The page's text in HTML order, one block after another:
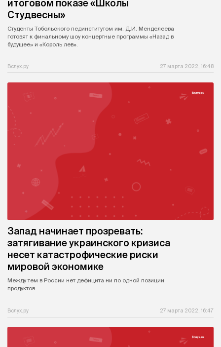
итоговом показе «Школы
Студвесны»
Студенты Тобольского пединститутом им. Д.И. Менделеева
готовят к финальному шоу концертные программы «Назад в
будущее» и «Король лев».
Вслух.ру 27 марта 2022, 16:48
Запад начинает прозревать:
затягивание украинского кризиса
несет катастрофические риски
мировой экономике
Между тем в России нет дефицита ни по одной позиции
продуктов.
Вслух.ру 27 марта 2022, 16:47